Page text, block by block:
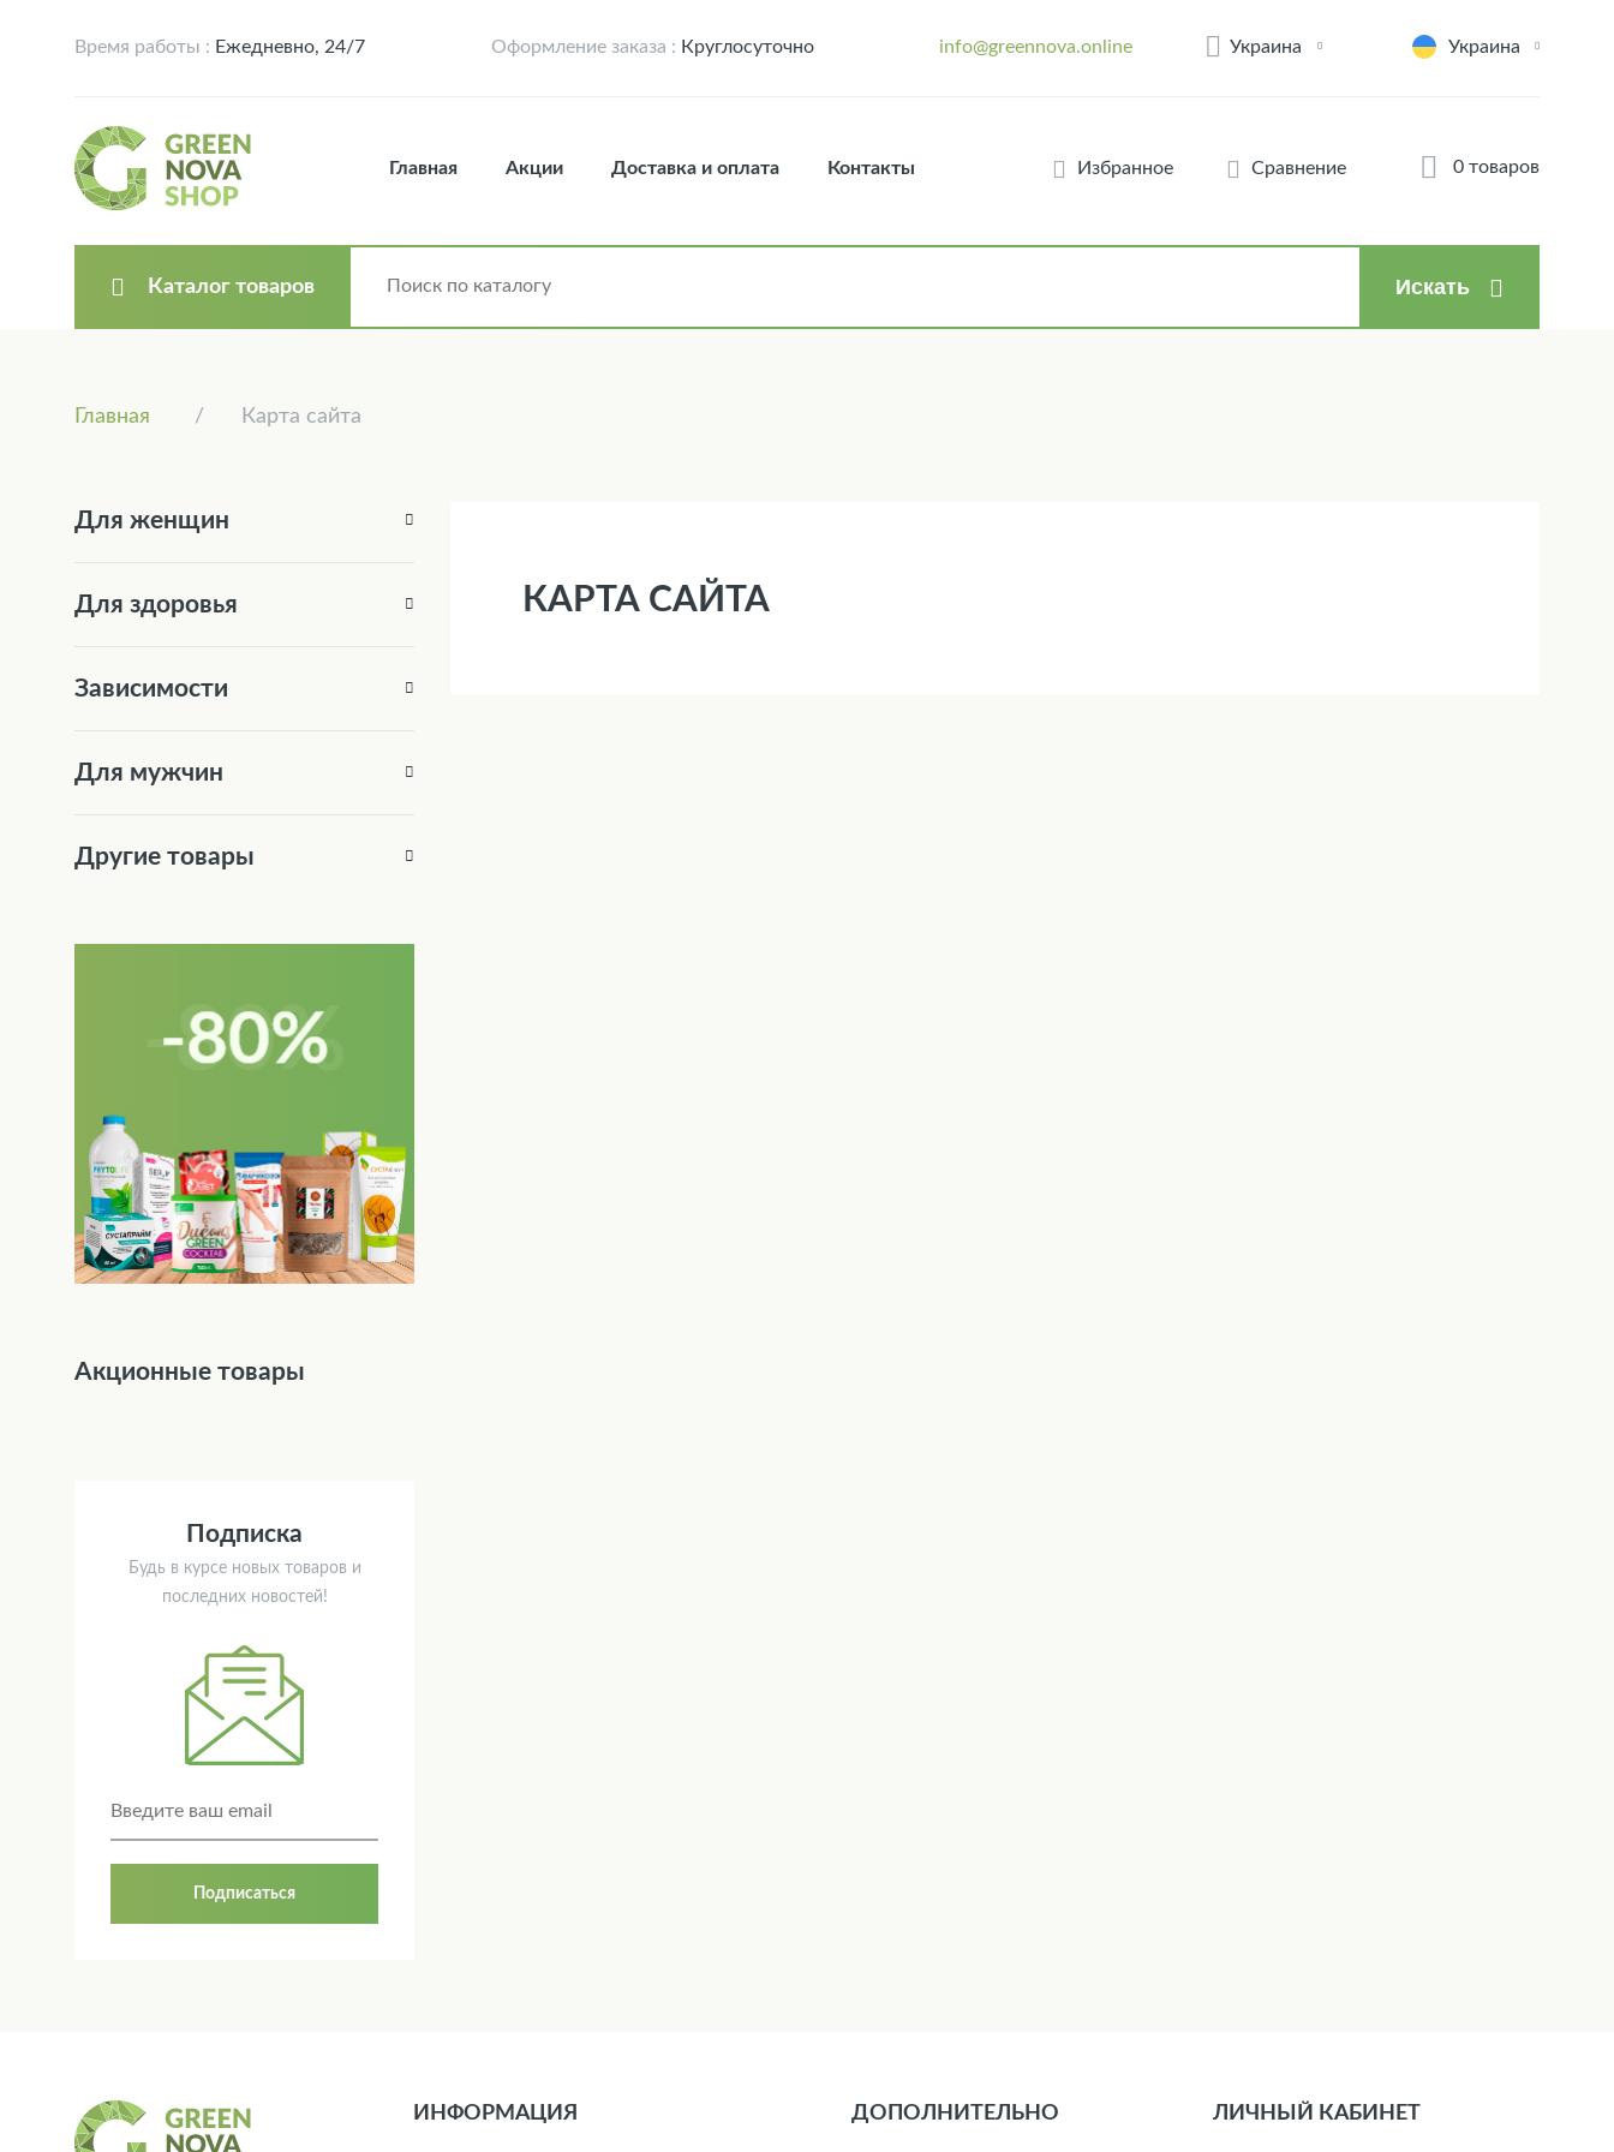
Время работы : Ежедневно, 24/7 Оформление заказа : Круглосуточно info@greennova.online Украина Украина
Главная Акции Доставка и оплата Контакты Избранное Сравнение 0 товаров
Каталог товаров Искать
Главная Карта сайта
КАРТА САЙТА
Для женщин
Для здоровья
Зависимости
Для мужчин
Другие товары
Акционные товары
Подписка
Будь в курсе новых товаров и
последних новостей!
Подписаться
ИНФОРМАЦИЯ ДОПОЛНИТЕЛЬНО ЛИЧНЫЙ КАБИНЕТ